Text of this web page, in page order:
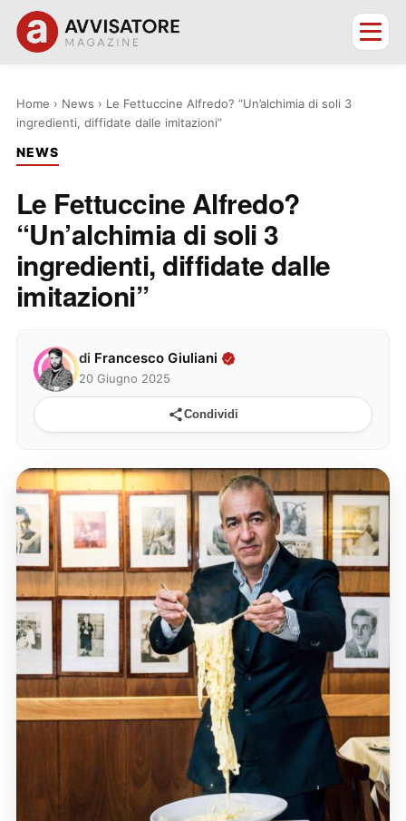
Home › News › Le Fettuccine Alfredo? “Un’alchimia di soli 3
ingredienti, diffidate dalle imitazioni”
NEWS
Le Fettuccine Alfredo?
“Un’alchimia di soli 3
ingredienti, diffidate dalle
imitazioni”
di Francesco Giuliani
20 Giugno 2025
Condividi